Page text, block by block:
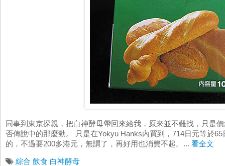
同事到東京探親，把白神酵母帶回來給我，原來並不難找，只是
否傳說中的那麼勁。 只是在Yokyu Hanks內買到，714日元等於
的，不過要200多港元，無謂了，再好用也消費不起。... 看全文
綜合 飲食 白神酵母